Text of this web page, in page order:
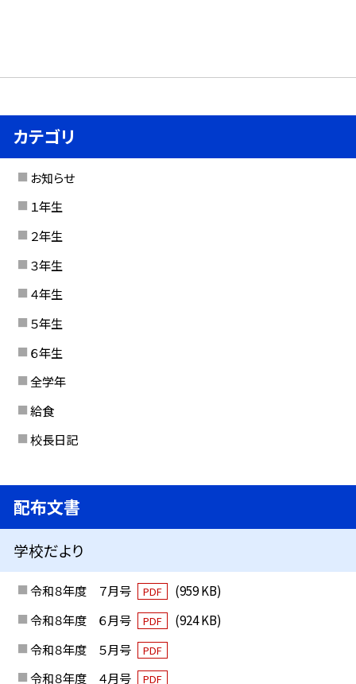
カテゴリ
お知らせ
１年生
２年生
３年生
４年生
５年生
６年生
全学年
給食
校長日記
配布文書
学校だより
令和８年度 ７月号 PDF
(959 KB)
令和８年度 ６月号
PDF
(924 KB)
令和８年度 ５月号
PDF
令和８年度 ４月号 PDF